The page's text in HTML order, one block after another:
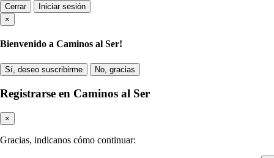
Cerrar
Iniciar sesión
×
Bienvenido a Caminos al Ser!
Sí, deseo suscribirme No, gracias
Registrarse en Caminos al Ser
×
Gracias, indicanos cómo continuar: